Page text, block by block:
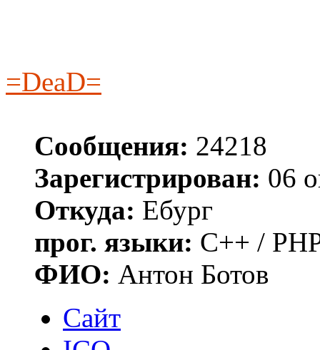
=DeaD=
Сообщения: 24218
Зарегистрирован: 06
Откуда: Ебург
прог. языки: C++ /
ФИО: Антон Ботов
Сайт